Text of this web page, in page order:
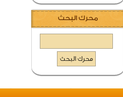
محرك البحث